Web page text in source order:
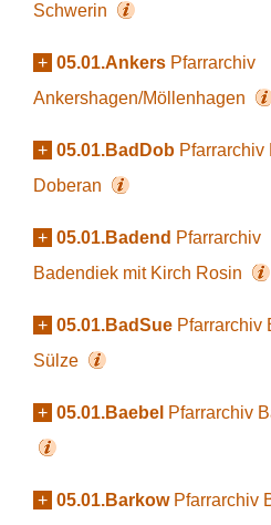
Schwerin
+ 05.01.Ankers Pfarrarchiv
Ankershagen/Möllenhagen
+ 05.01.BadDob Pfarrarchiv
Doberan
+ 05.01.Badend Pfarrarchiv
Badendiek mit Kirch Rosin
+ 05.01.BadSue Pfarrarchiv
Sülze
+ 05.01.Baebel Pfarrarchiv
+ 05.01.Barkow Pfarrarchiv